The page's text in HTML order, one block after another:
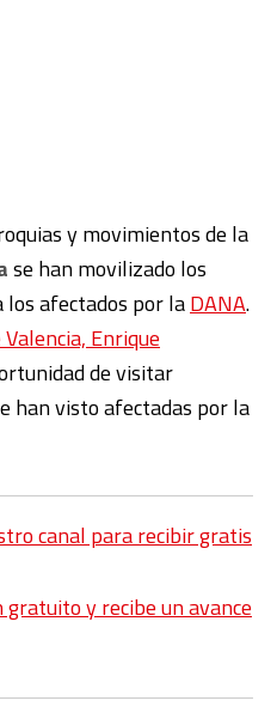
y movimientos de la
se han movilizado los
afectados por laDANA.
Enrique
de visitar
han visto afectadas por la
canal para recibir gratis
y recibe un avance